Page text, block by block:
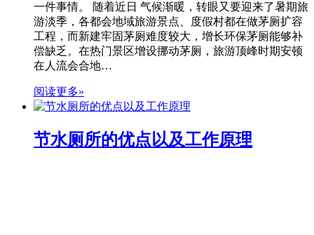
一件事情。 随着近日 气候渐暖，转眼又要迎来了暑期旅
游淡季，各都会地域旅游景点、度假村都在做茅厕扩容
工程，而新建牢固茅厕难度较大，增长环保茅厕能够补
偿缺乏。在热门景区增设挪动茅厕，旅游顶峰时期安顿
在人流会合地…
阅读更多»
节水厕所的优点以及工作原理